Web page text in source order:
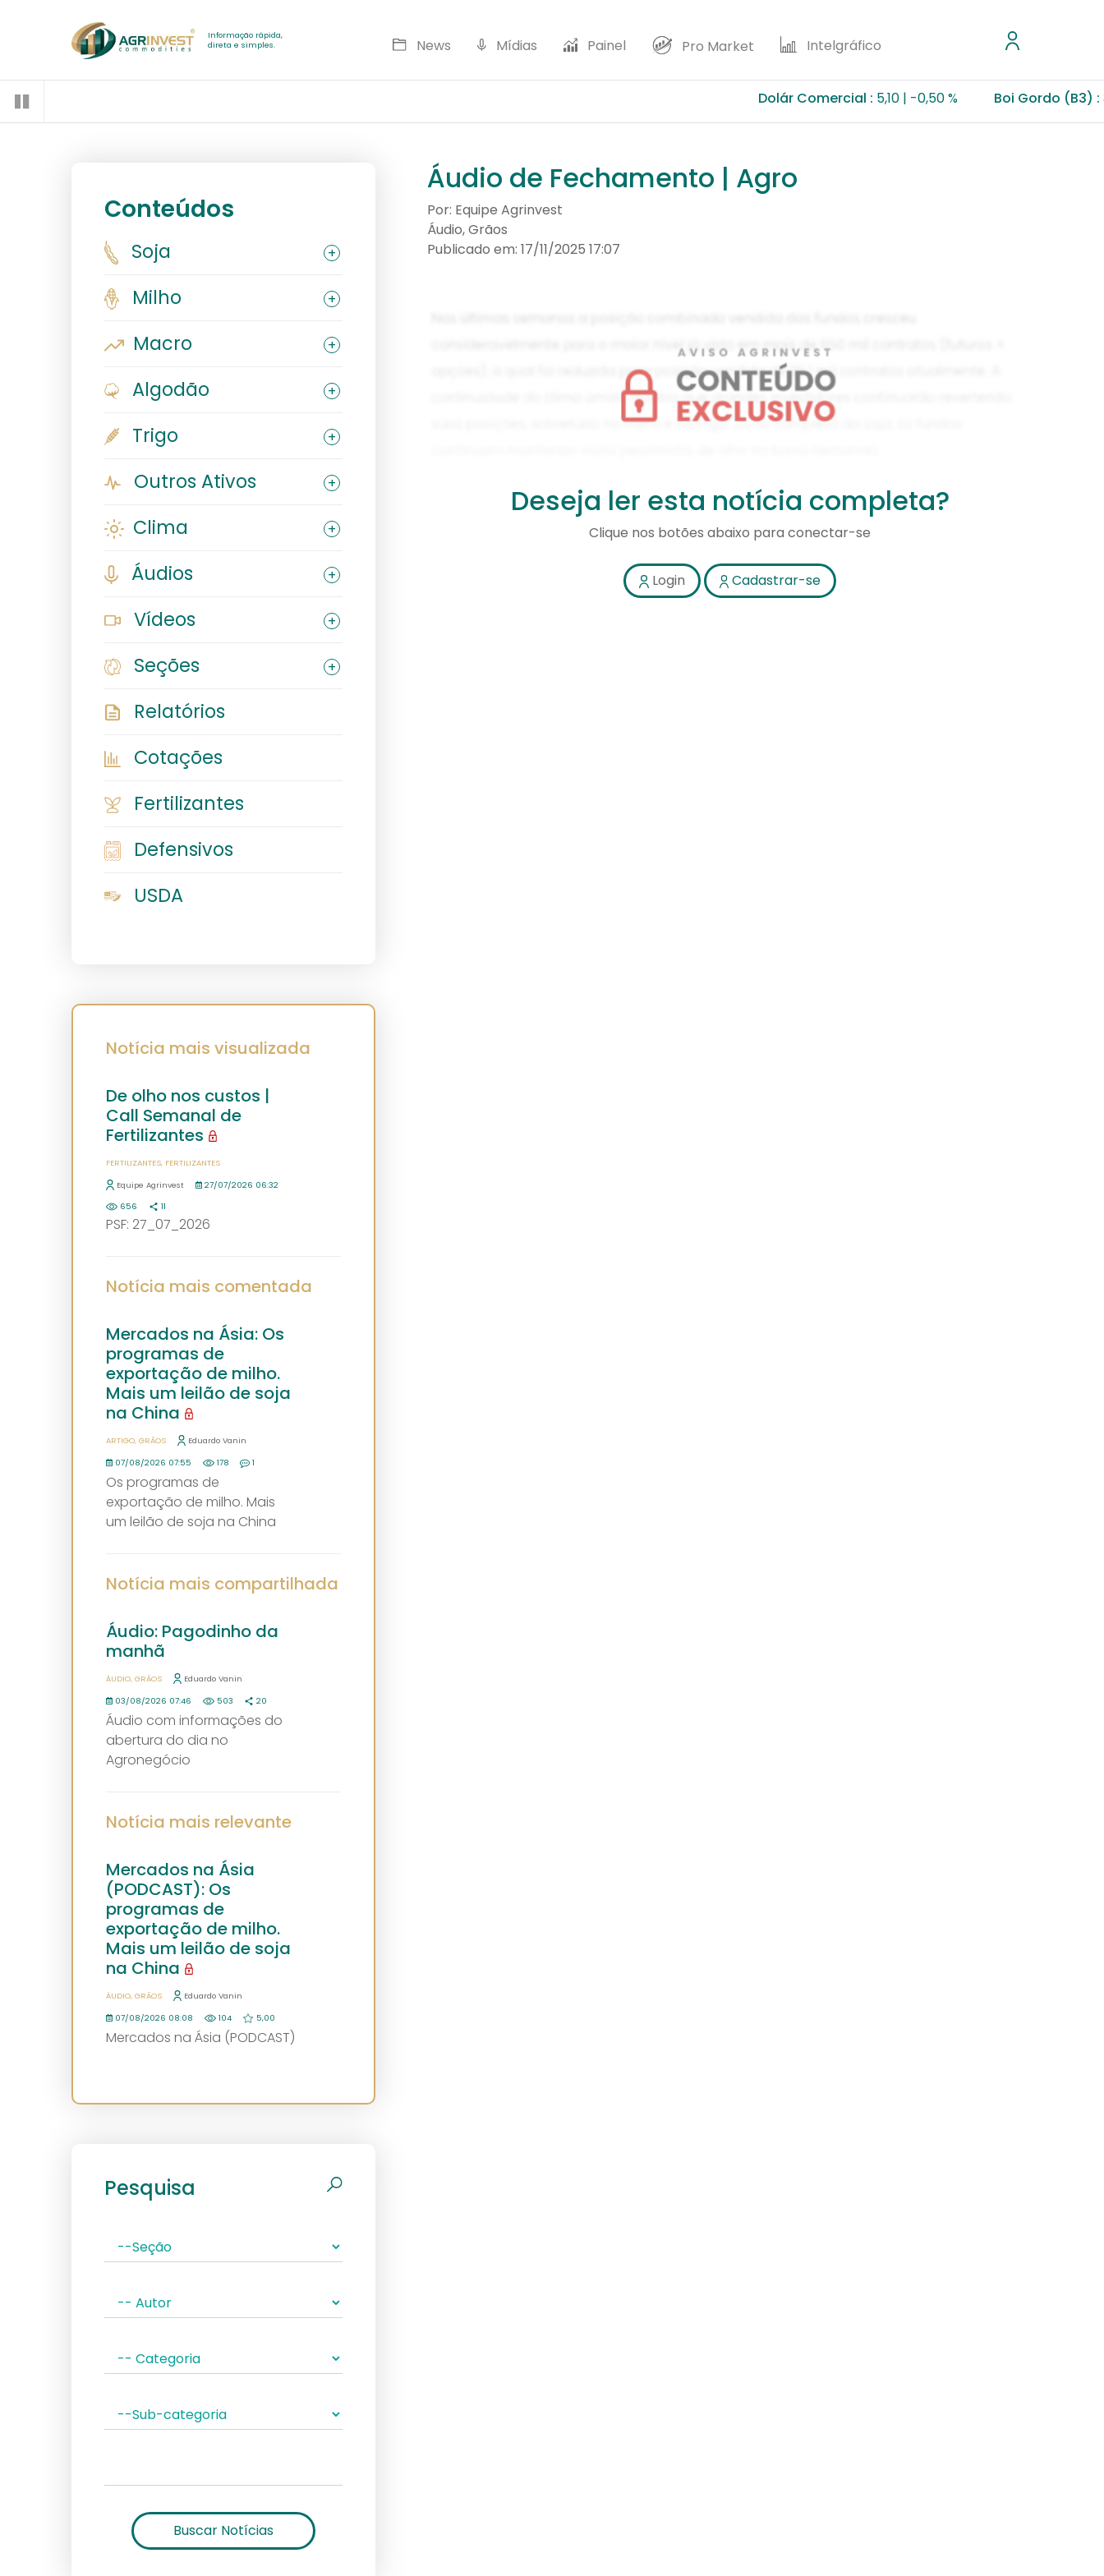
Informação rápida,
direta e simples.
News Mídias Painel Pro Market Intelgráfico
Dolár Comercial :5,10 -0,50 % Boi Gordo (B3) :355,50
Conteúdos
Soja
Milho
Macro
Algodão
Trigo
Outros Ativos
Clima
Áudios
Vídeos
Seções
Relatórios
Cotações
Fertilizantes
Defensivos
USDA
Notícia mais visualizada
De olho nos custos |
Call Semanal de
Fertilizantes
FERTILIZANTES FERTILIZANTES
Equipe Agrinvest
27/07/2026 06:32
656
11
PSF: 27_07_2026
Notícia mais comentada
Mercados na Ásia: Os
programas de
exportação de milho.
Mais um leilão de soja
na China
ARTIGO GRÃOS Eduardo Vanin
07/08/2026 07:55 178 1
Os programas de
exportação de milho. Mais
um leilão de soja na China
Notícia mais compartilhada
Áudio: Pagodinho da
manhã
ÁUDIO GRÃOS Eduardo Vanin
03/08/2026 07:46 503 20
Áudio com informações do
abertura do dia no
Agronegócio
Notícia mais relevante
Mercados na Ásia
(PODCAST): Os
programas de
exportação de milho.
Mais um leilão de soja
na China
ÁUDIO GRÃOS Eduardo Vanin
07/08/2026 08:08 104 5,00
Mercados na Ásia (PODCAST)
Pesquisa
Buscar Notícias
Áudio de Fechamento | Agro
Por: Equipe Agrinvest
Áudio, Grãos
Publicado em: 17/11/2025 17:07
Deseja ler esta notícia completa?
Clique nos botões abaixo para conectar-se
Login Cadastrar-se